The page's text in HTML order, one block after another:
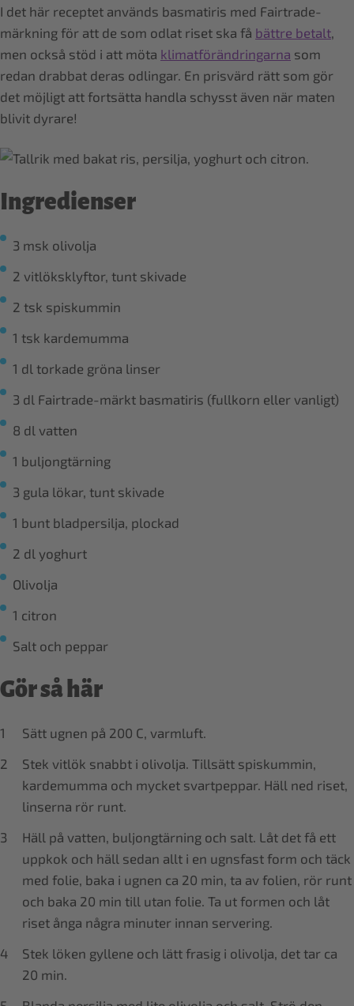
I det här receptet används basmatiris med Fairtrade-
märkning för att de som odlat riset ska få bättre betalt,
men också stöd i att möta klimatförändringarna som
redan drabbat deras odlingar. En prisvärd rätt som gör
det möjligt att fortsätta handla schysst även när maten
blivit dyrare!
Ingredienser
3 msk olivolja
2 vitlöksklyftor, tunt skivade
2 tsk spiskummin
1 tsk kardemumma
1 dl torkade gröna linser
3 dl Fairtrade-märkt basmatiris (fullkorn eller vanligt)
8 dl vatten
1 buljongtärning
3 gula lökar, tunt skivade
1 bunt bladpersilja, plockad
2 dl yoghurt
Olivolja
1 citron
Salt och peppar
Gör så här
Sätt ugnen på 200 C, varmluft.
Stek vitlök snabbt i olivolja. Tillsätt spiskummin,
kardemumma och mycket svartpeppar. Häll ned riset,
linserna rör runt.
Häll på vatten, buljongtärning och salt. Låt det få ett
uppkok och häll sedan allt i en ugnsfast form och täck
med folie, baka i ugnen ca 20 min, ta av folien, rör runt
och baka 20 min till utan folie. Ta ut formen och låt
riset ånga några minuter innan servering.
Stek löken gyllene och lätt frasig i olivolja, det tar ca
20 min.